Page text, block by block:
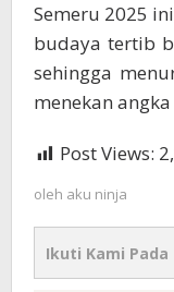
Semeru 2025
budaya tertib
sehingga
menekan
Post Views:
oleh aku ninja
Ikuti Kami Pada